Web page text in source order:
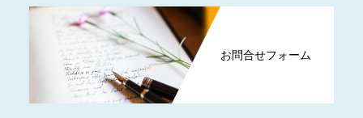
お問合せフォーム